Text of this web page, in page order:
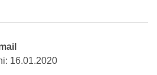
16.01.2020